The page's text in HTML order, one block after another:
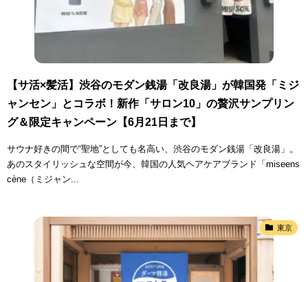
【サ活×髪活】渋谷のモダン銭湯「改良湯」が韓国発「ミジ
ャンセン」とコラボ！新作「サロン10」の贅沢サンプリン
グ＆限定キャンペーン【6月21日まで】
サウナ好きの間で“聖地”としても名高い、渋谷のモダン銭湯「改良湯」。
あのスタイリッシュな空間が今、韓国の人気ヘアケアブランド「miseens
cène（ミジャン...
東京